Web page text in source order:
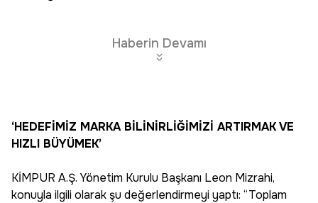
Haberin Devamı
‘HEDEFİMİZ MARKA BİLİNİRLİĞİMİZİ ARTIRMAK VE
HIZLI BÜYÜMEK’
KİMPUR A.Ş. Yönetim Kurulu Başkanı Leon Mizrahi,
konuyla ilgili olarak şu değerlendirmeyi yaptı: “Toplam